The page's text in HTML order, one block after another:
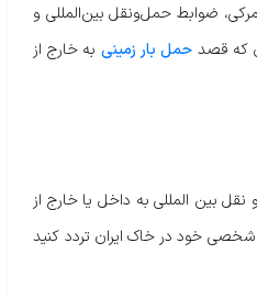
ضوابط حمل‌ونقل بین‌المللی و
که قصد حمل بار زمینی به خارج از
بین المللی به داخل یا خارج از
خود در خاک ایران تردد کنید